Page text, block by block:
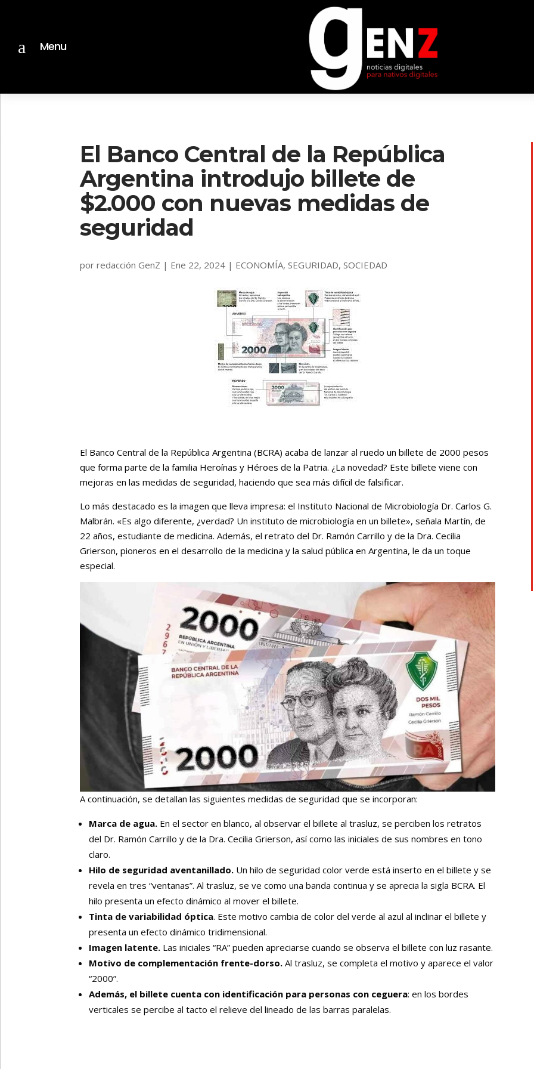
a Menu
El Banco Central de la República
Argentina introdujo billete de
$2.000 con nuevas medidas de
seguridad
porredacción GenZ | Ene 22, 2024 | ECONOMÍA,SEGURIDAD,SOCIEDAD
El Banco Central de la República Argentina (BCRA) acaba de lanzar al ruedo un billete de 2000 pesos
que forma parte de la familia Heroínas y Héroes de la Patria. ¿La novedad? Este billete viene con
mejoras en las medidas de seguridad, haciendo que sea más difícil de falsificar.
Lo más destacado es la imagen que lleva impresa: el Instituto Nacional de Microbiología Dr. Carlos G.
Malbrán. «Es algo diferente, ¿verdad? Un instituto de microbiología en un billete», señala Martín, de
22 años, estudiante de medicina. Además, el retrato del Dr. Ramón Carrillo y de la Dra. Cecilia
Grierson, pioneros en el desarrollo de la medicina y la salud pública en Argentina, le da un toque
especial.
A continuación, se detallan las siguientes medidas de seguridad que se incorporan:
Marca de agua. En el sector en blanco, al observar el billete al trasluz, se perciben los retratos
del Dr. Ramón Carrillo y de la Dra. Cecilia Grierson, así como las iniciales de sus nombres en tono
claro.
Hilo de seguridad aventanillado. Un hilo de seguridad color verde está inserto en el billete y se
revela en tres “ventanas”. Al trasluz, se ve como una banda continua y se aprecia la sigla BCRA. El
hilo presenta un efecto dinámico al mover el billete.
Tinta de variabilidad óptica. Este motivo cambia de color del verde al azul al inclinar el billete y
presenta un efecto dinámico tridimensional.
Imagen latente. Las iniciales “RA” pueden apreciarse cuando se observa el billete con luz rasante.
Motivo de complementación frente-dorso. Al trasluz, se completa el motivo y aparece el valor
“2000”.
Además, el billete cuenta con identificación para personas con ceguera: en los bordes
verticales se percibe al tacto el relieve del lineado de las barras paralelas.